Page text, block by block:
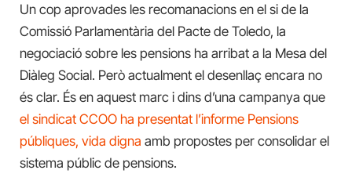
Un cop aprovades les recomanacions en el si de la
Comissió Parlamentària del Pacte de Toledo, la
negociació sobre les pensions ha arribat a la Mesa del
Diàleg Social. Però actualment el desenllaç encara no
és clar. És en aquest marc i dins d’una campanya que
el sindicat CCOO ha presentat l’informe Pensions
públiques, vida digna amb propostes per consolidar el
sistema públic de pensions.